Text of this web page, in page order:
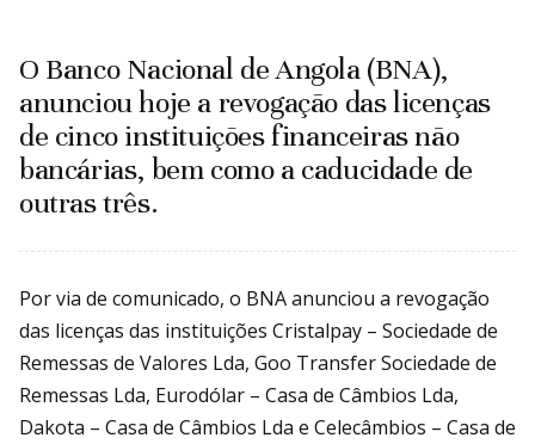
O Banco Nacional de Angola (BNA),
anunciou hoje a revogação das licenças
de cinco instituições financeiras não
bancárias, bem como a caducidade de
outras três.
Por via de comunicado, o BNA anunciou a revogação
das licenças das instituições Cristalpay – Sociedade de
Remessas de Valores Lda, Goo Transfer Sociedade de
Remessas Lda, Eurodólar – Casa de Câmbios Lda,
Dakota – Casa de Câmbios Lda e Celecâmbios – Casa de